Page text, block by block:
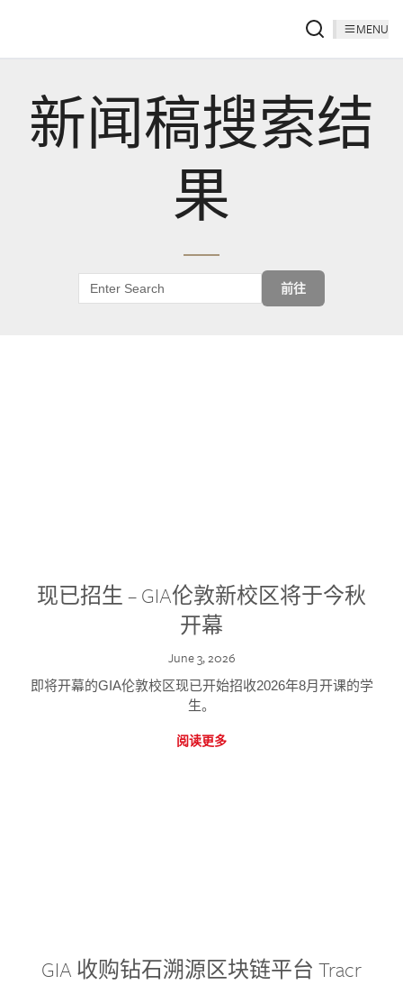
MENU
新闻稿搜索结
果
前往
现已招生 – GIA伦敦新校区将于今秋
开幕
June 3, 2026
即将开幕的GIA伦敦校区现已开始招收2026年8月开课的学
生。
阅读更多
GIA 收购钻石溯源区块链平台 Tracr